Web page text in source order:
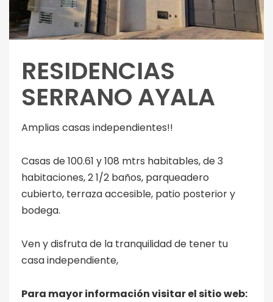
RESIDENCIAS
SERRANO AYALA
Amplias casas independientes!!
Casas de 100.61 y 108 mtrs habitables, de 3
habitaciones, 2 1/2 baños, parqueadero
cubierto, terraza accesible, patio posterior y
bodega.
Ven y disfruta de la tranquilidad de tener tu
casa independiente,
Para mayor información visitar el sitio web: